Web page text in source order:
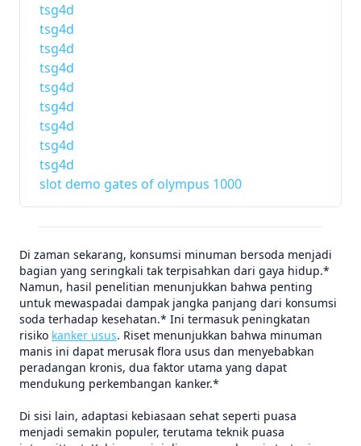
tsg4d
tsg4d
tsg4d
tsg4d
tsg4d
tsg4d
tsg4d
tsg4d
tsg4d
slot demo gates of olympus 1000
Di zaman sekarang, konsumsi minuman bersoda menjadi
bagian yang seringkali tak terpisahkan dari gaya hidup.*
Namun, hasil penelitian menunjukkan bahwa penting
untuk mewaspadai dampak jangka panjang dari konsumsi
soda terhadap kesehatan.* Ini termasuk peningkatan
risiko kanker usus. Riset menunjukkan bahwa minuman
manis ini dapat merusak flora usus dan menyebabkan
peradangan kronis, dua faktor utama yang dapat
mendukung perkembangan kanker.*
Di sisi lain, adaptasi kebiasaan sehat seperti puasa
menjadi semakin populer, terutama teknik puasa